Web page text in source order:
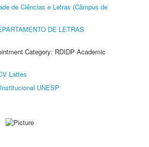
de Ciências e Letras (Câmpus de
DE LETRAS
Category: RDIDP Academic
Lattes
UNESP